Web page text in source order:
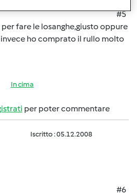
#5
fare le losanghe,giusto oppure
invece ho comprato il rullo molto
In cima
per poter commentare
Iscritto : 05.12.2008
#6